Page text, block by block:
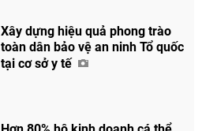
Xây dựng hiệu quả phong trào
toàn dân bảo vệ an ninh Tổ quốc
tại cơ sở y tế